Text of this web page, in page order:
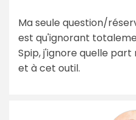
Ma seule question/
est qu'ignorant
Spip, j'ignore quelle
et à cet outil.